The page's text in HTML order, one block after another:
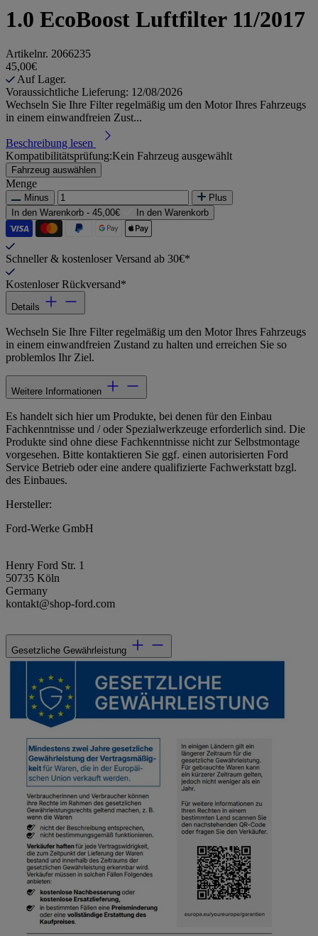
1.0 EcoBoost Luftfilter 11/2017
Artikelnr. 2066235
45,00€
Auf Lager.
Voraussichtliche Lieferung: 12/08/2026
Wechseln Sie Ihre Filter regelmäßig um den Motor Ihres Fahrzeugs
in einem einwandfreien Zust...
Beschreibung lesen
Kompatibilitätsprüfung:Kein Fahrzeug ausgewählt
Fahrzeug auswählen
Menge
Minus
Plus
In den Warenkorb - 45,00€ In den Warenkorb
Schneller & kostenloser Versand ab 30€*
Kostenloser Rückversand*
Details
Wechseln Sie Ihre Filter regelmäßig um den Motor Ihres Fahrzeugs
in einem einwandfreien Zustand zu halten und erreichen Sie so
problemlos Ihr Ziel.
Weitere Informationen
Es handelt sich hier um Produkte, bei denen für den Einbau
Fachkenntnisse und / oder Spezialwerkzeuge erforderlich sind. Die
Produkte sind ohne diese Fachkenntnisse nicht zur Selbstmontage
vorgesehen. Bitte kontaktieren Sie ggf. einen autorisierten Ford
Service Betrieb oder eine andere qualifizierte Fachwerkstatt bzgl.
des Einbaues.
Hersteller:
Ford-Werke GmbH
Henry Ford Str. 1
50735 Köln
Germany
kontakt@shop-ford.com
Gesetzliche Gewährleistung